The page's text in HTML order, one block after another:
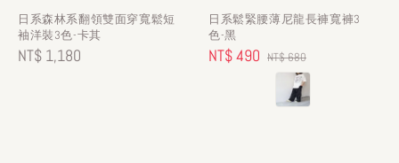
日系森林系翻領雙面穿寬鬆短
袖洋裝3色-卡其
Regular
NT$ 1,180
日系鬆緊腰薄尼龍長褲寬褲3
色-黑
Sale
NT$ 490 Regular
price
NT$ 680